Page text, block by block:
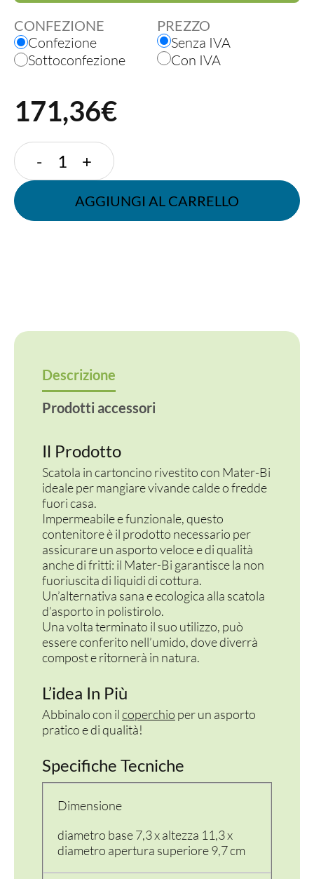
CONFEZIONE PREZZO
Confezione
Sottoconfezione
Senza IVA
Con IVA
171,36€
-
CONTENITORE
DA
ASPORTO
550
+
AGGIUNGI AL CARRELLO
Descrizione
Prodotti accessori
Il Prodotto
Scatola in cartoncino rivestito con Mater-Bi
ideale per mangiare vivande calde o fredde
fuori casa.
Impermeabile e funzionale, questo
contenitore è il prodotto necessario per
assicurare un asporto veloce e di qualità
anche di fritti: il Mater-Bi garantisce la non
fuoriuscita di liquidi di cottura.
Un’alternativa sana e ecologica alla scatola
d’asporto in polistirolo.
Una volta terminato il suo utilizzo, può
essere conferito nell’umido, dove diverrà
compost e ritornerà in natura.
L’idea In Più
Abbinalo con ilcoperchio per un asporto
pratico e di qualità!
Specifiche Tecniche
Dimensione
diametro base 7,3 x altezza 11,3 x
diametro apertura superiore 9,7 cm